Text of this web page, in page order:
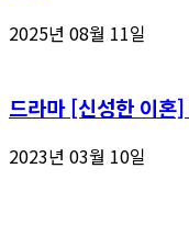
2025년 08월 11일
드라마 [신성한 이혼
2023년 03월 10일